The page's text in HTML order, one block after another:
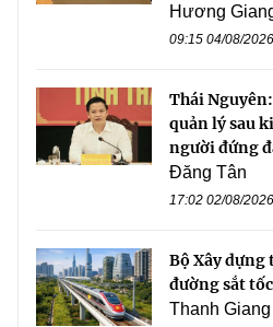
Hương
09:15 04/08/2026
Thái
quản lý sau
người đứng
Đăng Tân
17:02 02/08/2026
Bộ Xây
đường sắt
Thanh Giang